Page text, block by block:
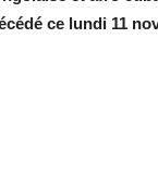
ce lundi 11